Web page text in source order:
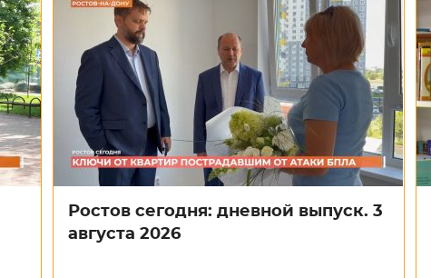
Ростов сегодня: дневной выпуск. 3
августа 2026